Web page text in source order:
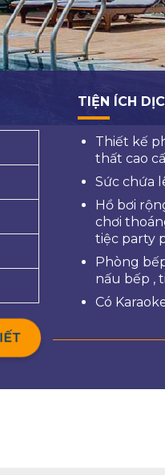
TIỆN ÍCH
Thiết kế
thất cao
Sức chứa
Hồ bơi
chơi
tiệc party
Phòng
nấu bếp ,
Có